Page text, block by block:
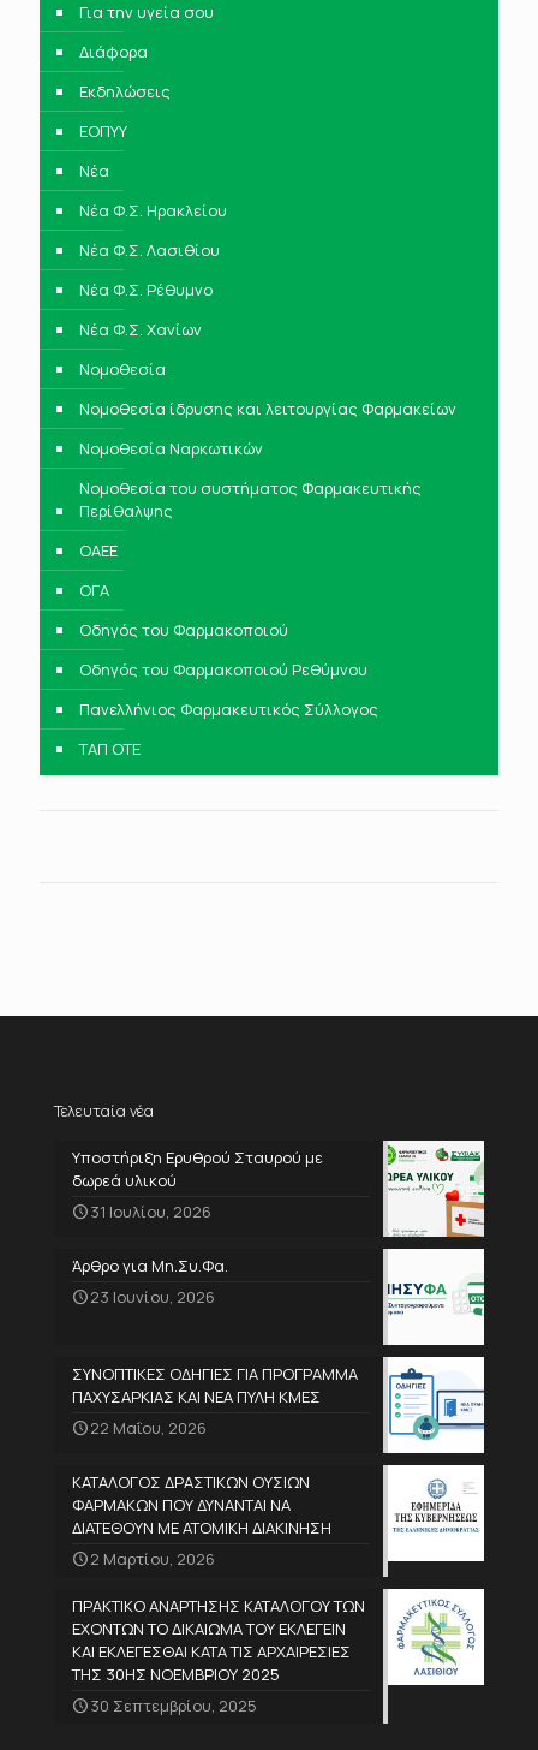
Για την υγεία σου
Διάφορα
Εκδηλώσεις
ΕΟΠΥΥ
Νέα
Νέα Φ.Σ. Ηρακλείου
Νέα Φ.Σ. Λασιθίου
Νέα Φ.Σ. Ρέθυμνο
Νέα Φ.Σ. Χανίων
Νομοθεσία
Νομοθεσία ίδρυσης και λειτουργίας Φαρμακείων
Νομοθεσία Ναρκωτικών
Νομοθεσία του συστήματος Φαρμακευτικής
Περίθαλψης
ΟΑΕΕ
ΟΓΑ
Οδηγός του Φαρμακοποιού
Οδηγός του Φαρμακοποιού Ρεθύμνου
Πανελλήνιος Φαρμακευτικός Σύλλογος
ΤΑΠ ΟΤΕ
Τελευταία νέα
Υποστήριξη Ερυθρού Σταυρού με
δωρεά υλικού
31 Ιουλίου, 2026
Άρθρο για Μη.Συ.Φα.
23 Ιουνίου, 2026
ΣΥΝΟΠΤΙΚΕΣ ΟΔΗΓΙΕΣ ΓΙΑ ΠΡΟΓΡΑΜΜΑ
ΠΑΧΥΣΑΡΚΙΑΣ ΚΑΙ ΝΕΑ ΠΥΛΗ ΚΜΕΣ
22 Μαΐου, 2026
ΚΑΤΑΛΟΓΟΣ ΔΡΑΣΤΙΚΩΝ ΟΥΣΙΩΝ
ΦΑΡΜΑΚΩΝ ΠΟΥ ΔΥΝΑΝΤΑΙ ΝΑ
ΔΙΑΤΕΘΟΥΝ ΜΕ ΑΤΟΜΙΚΗ ΔΙΑΚΙΝΗΣΗ
2 Μαρτίου, 2026
ΠΡΑΚΤΙΚΟ ΑΝΑΡΤΗΣΗΣ ΚΑΤΑΛΟΓΟΥ ΤΩΝ
ΕΧΟΝΤΩΝ ΤΟ ΔΙΚΑΙΩΜΑ ΤΟΥ ΕΚΛΕΓΕΙΝ
ΚΑΙ ΕΚΛΕΓΕΣΘΑΙ ΚΑΤΑ ΤΙΣ ΑΡΧΑΙΡΕΣΙΕΣ
ΤΗΣ 30ΗΣ ΝΟΕΜΒΡΙΟΥ 2025
30 Σεπτεμβρίου, 2025